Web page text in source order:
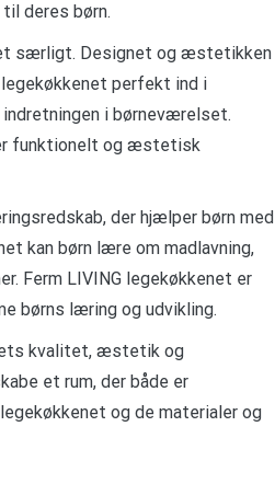
deres børn.
særligt. Designet og æstetikken
perfekt ind i
i børneværelset.
funktionelt og æstetisk
der hjælper børn med
kan børn lære om madlavning,
Ferm LIVING legekøkkenet er
børns læring og udvikling.
kvalitet, æstetik og
et rum, der både er
og de materialer og